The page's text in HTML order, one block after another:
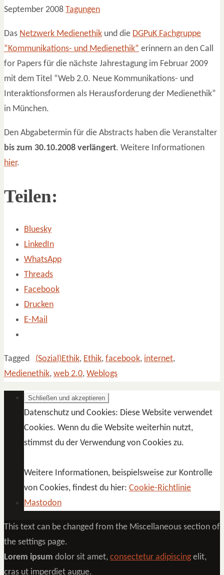
September 2008 Tagungen
Das Netzwerk Medienethik und die DGPuK Fachgruppe
“Kommunikations- und Medienethik” erinnern an den Call
for Papers für die nächste Jahrestagung im Februar 2009
mit dem Titel “Web 2.0. Neue Kommunikations- und
Interaktionsformen als Herausforderung der Medienethik”
in München.
Den Abgabetermin für die Abstracts haben die Veranstalter
bis zum 30.10.2008 verlängert. Weitere Informationen
hier.
Teilen:
Bluesky
LinkedIn
WhatsApp
Threads
Facebook
Drucken
E-Mail
Tagged (Sozial)Ethik, Ethik, facebook, internet,
Medienethik, web 2.0, Weblogs
Datenschutz und Cookies: Diese Website verwendet
Cookies. Wenn du die Website weiterhin nutzt,
stimmst du der Verwendung von Cookies zu.
Weitere Informationen, beispielsweise zur Kontrolle
von Cookies, findest du hier: Cookie-Richtlinie
Mastodon
This text can be changed from the Miscellaneous section of
the settings page.
Lorem ipsum dolor sit amet, consectetur adipiscingelit,
cras ut imperdiet augue.